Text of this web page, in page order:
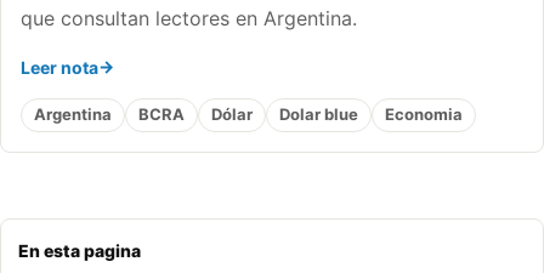
En esta pagina
que consultan lectores en Argentina.
Leer nota
Argentina BCRA Dólar Dolar blue Economia